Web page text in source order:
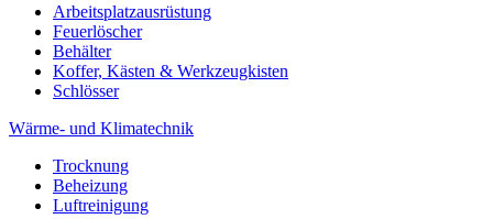
Arbeitsplatzausrüstung
Feuerlöscher
Behälter
Koffer, Kästen & Werkzeugkisten
Schlösser
Wärme- und Klimatechnik
Trocknung
Beheizung
Luftreinigung